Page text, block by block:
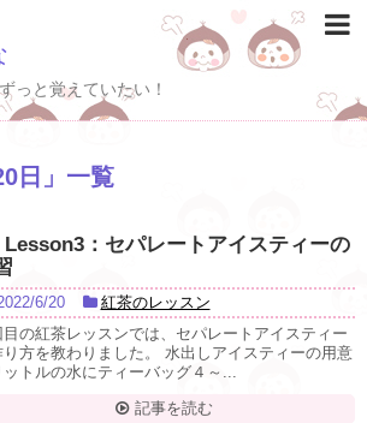
っと覚えていたい！
日 」 一覧
Lesson3：セパレートアイスティーの
6/20
紅茶のレッスン
目の紅茶レッスンでは、セパレートアイスティー
り方を教わりました。 水出しアイスティーの用意
ットルの水にティーバッグ４～...
記事を読む